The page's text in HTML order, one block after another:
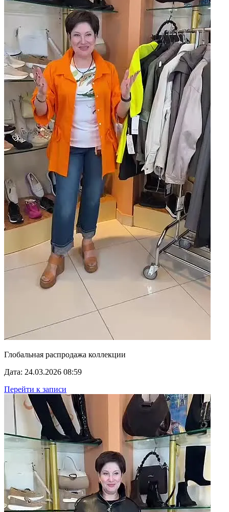
Глобальная распродажа коллекции
Дата: 24.03.2026 08:59
Перейти к записи